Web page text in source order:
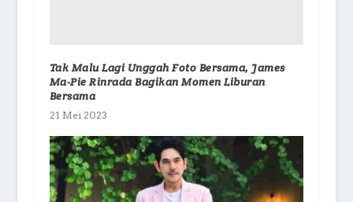
Tak Malu Lagi Unggah Foto Bersama, James
Ma-Pie Rinrada Bagikan Momen Liburan
Bersama
21 Mei 2023